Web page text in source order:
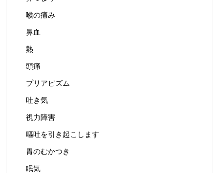
喉の痛み
鼻血
熱
頭痛
プリアピズム
吐き気
視力障害
嘔吐を引き起こします
胃のむかつき
眠気